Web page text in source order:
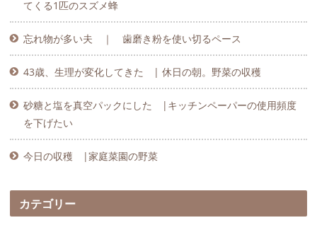
てくる1匹のスズメ蜂
忘れ物が多い夫 ｜ 歯磨き粉を使い切るペース
43歳、生理が変化してきた | 休日の朝。野菜の収穫
砂糖と塩を真空パックにした |キッチンペーパーの使用頻度
を下げたい
今日の収穫 |家庭菜園の野菜
カテゴリー